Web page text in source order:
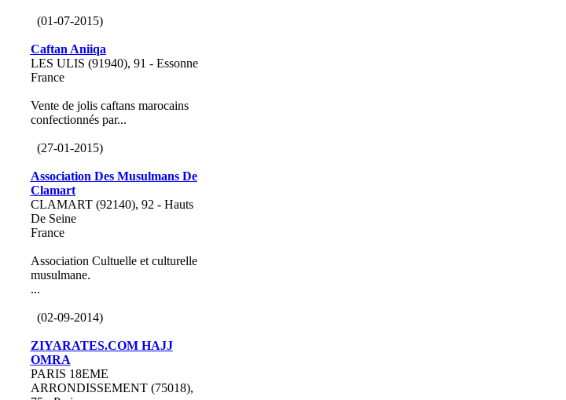
(01-07-2015)
Caftan Aniiqa
LES ULIS (91940), 91 - Essonne
France
Vente de jolis caftans marocains
confectionnés par...
(27-01-2015)
Association Des Musulmans De
Clamart
CLAMART (92140), 92 - Hauts
De Seine
France
Association Cultuelle et culturelle
musulmane.
...
(02-09-2014)
ZIYARATES.COM HAJJ
OMRA
PARIS 18EME
ARRONDISSEMENT (75018),